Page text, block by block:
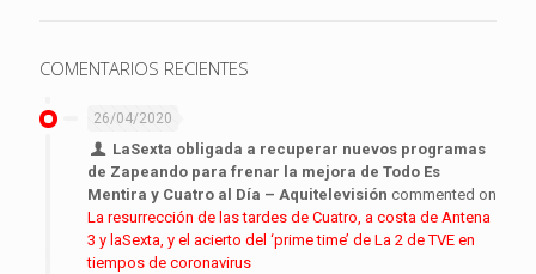
COMENTARIOS RECIENTES
26/04/2020
LaSexta obligada a recuperar nuevos programas
de Zapeando para frenar la mejora de Todo Es
Mentira y Cuatro al Día – Aquitelevisión commented on
La resurrección de las tardes de Cuatro, a costa de Antena
3 y laSexta, y el acierto del ‘prime time’ de La 2 de TVE en
tiempos de coronavirus